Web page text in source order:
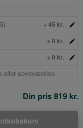
+ 45 kr.
+ 0 kr.
+ 0 kr.
Din pris 819 kr.